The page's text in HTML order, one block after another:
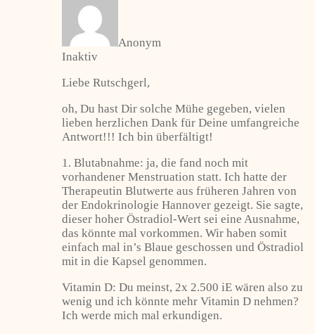
Anonym
Inaktiv
Liebe Rutschgerl,
oh, Du hast Dir solche Mühe gegeben, vielen
lieben herzlichen Dank für Deine umfangreiche
Antwort!!! Ich bin überfältigt!
1. Blutabnahme: ja, die fand noch mit
vorhandener Menstruation statt. Ich hatte der
Therapeutin Blutwerte aus früheren Jahren von
der Endokrinologie Hannover gezeigt. Sie sagte,
dieser hoher Östradiol-Wert sei eine Ausnahme,
das könnte mal vorkommen. Wir haben somit
einfach mal in’s Blaue geschossen und Östradiol
mit in die Kapsel genommen.
Vitamin D: Du meinst, 2x 2.500 iE wären also zu
wenig und ich könnte mehr Vitamin D nehmen?
Ich werde mich mal erkundigen.